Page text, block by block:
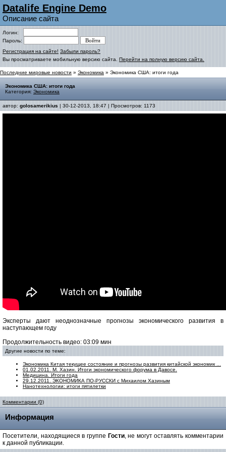
Datalife Engine Demo
Описание сайта
Логин:
Пароль:
Регистрация на сайте! Забыли пароль?
Вы просматриваете мобильную версию сайта. Перейти на полную версию сайта.
Последние мировые новости » Экономика » Экономика США: итоги года
Экономика США: итоги года
Категория: Экономика
автор: golosamerikius | 30-12-2013, 18:47 | Просмотров: 1173
Эксперты дают неоднозначные прогнозы экономического развития в
наступающем году
Продолжительность видео: 03:09 мин
Другие новости по теме:
Экономика Китая текущее состояние и прогнозы развития китайской экономик ...
01.02.2011. М. Хазин. Итоги экономического форума в Давосе.
Медицина. Итоги года
29.12.2011. ЭКОНОМИКА ПО-РУССКИ с Михаилом Хазиным
Нанотехнологии: итоги пятилетки
Комментарии (0)
Информация
Посетители, находящиеся в группе Гости, не могут оставлять комментарии
к данной публикации.